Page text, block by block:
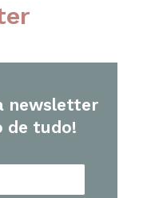
newsletter
de tudo!